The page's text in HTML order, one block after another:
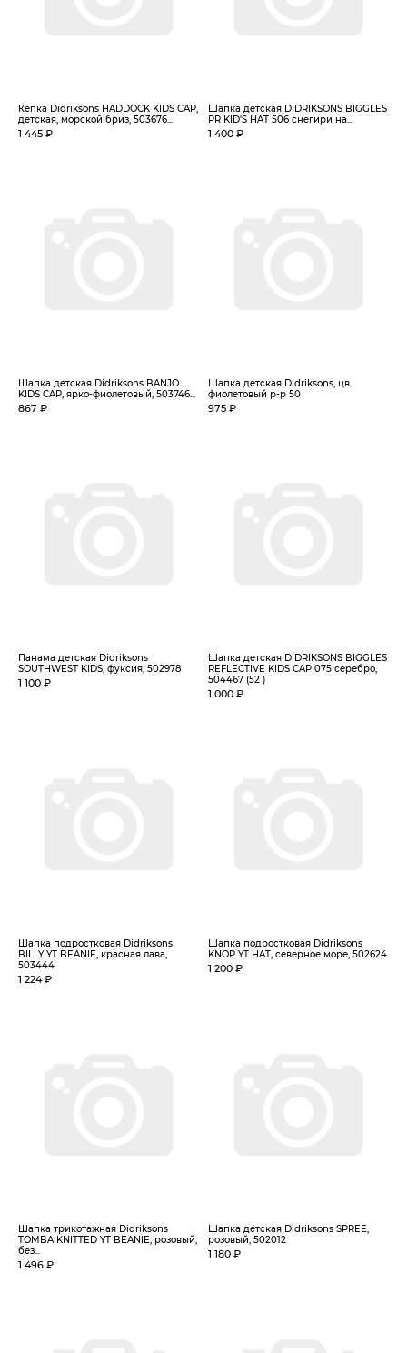
Кепка Didriksons HADDOCK KIDS CAP,
детская, морской бриз, 503676...
1 445 ₽
Шапка детская DIDRIKSONS BIGGLES
PR KID'S HAT 506 снегири на...
1 400 ₽
Шапка детская Didriksons BANJO
KIDS CAP, ярко-фиолетовый, 503746...
867 ₽
Шапка детская Didriksons, цв.
фиолетовый р-р 50
975 ₽
Панама детская Didriksons
SOUTHWEST KIDS, фуксия, 502978
1 100 ₽
Шапка детская DIDRIKSONS BIGGLES
REFLECTIVE KIDS CAP 075 серебро,
504467 (52 )
1 000 ₽
Шапка подростковая Didriksons
BILLY YT BEANIE, красная лава,
503444
1 224 ₽
Шапка подростковая Didriksons
KNOP YT HAT, северное море, 502624
1 200 ₽
Шапка трикотажная Didriksons
TOMBA KNITTED YT BEANIE, розовый,
без...
1 496 ₽
Шапка детская Didriksons SPREE,
розовый, 502012
1 180 ₽